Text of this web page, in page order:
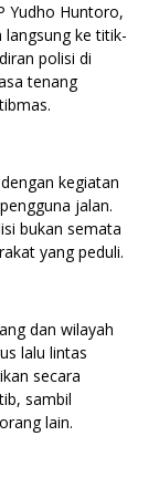
Yudho Huntoro,
langsung ke titik-
polisi di
tenang
kegiatan
jalan.
bukan semata
yang peduli.
dan wilayah
lalu lintas
secara
sambil
lain.